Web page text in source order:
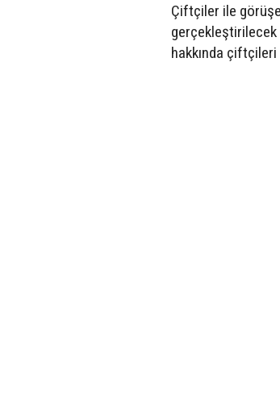
Çiftçiler ile
gerçekleştirilecek
hakkında